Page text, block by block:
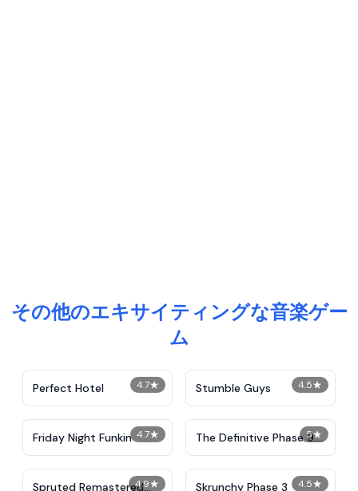
その他のエキサイティングな音楽ゲー
ム
4.7★
Perfect Hotel 4.5★
Stumble Guys
4.7★
Friday Night Funkin 5★
The Definitive Phase 9:
Demolition
4.9★
Spruted Remastered 4.5★
Skrunchy Phase 3